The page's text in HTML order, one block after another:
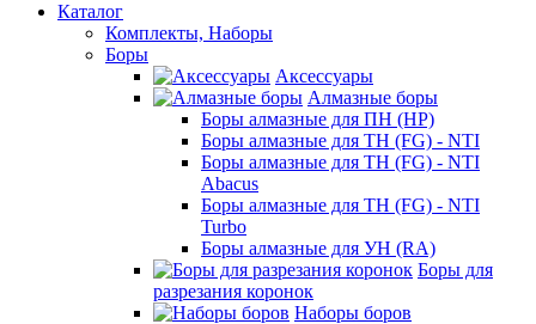
Каталог
Комплекты, Наборы
Боры
Аксессуары
Алмазные боры
Боры алмазные для ПН (HP)
Боры алмазные для ТН (FG) - NTI
Боры алмазные для ТН (FG) - NTI
Abacus
Боры алмазные для ТН (FG) - NTI
Turbo
Боры алмазные для УН (RA)
Боры для
разрезания коронок
Наборы боров